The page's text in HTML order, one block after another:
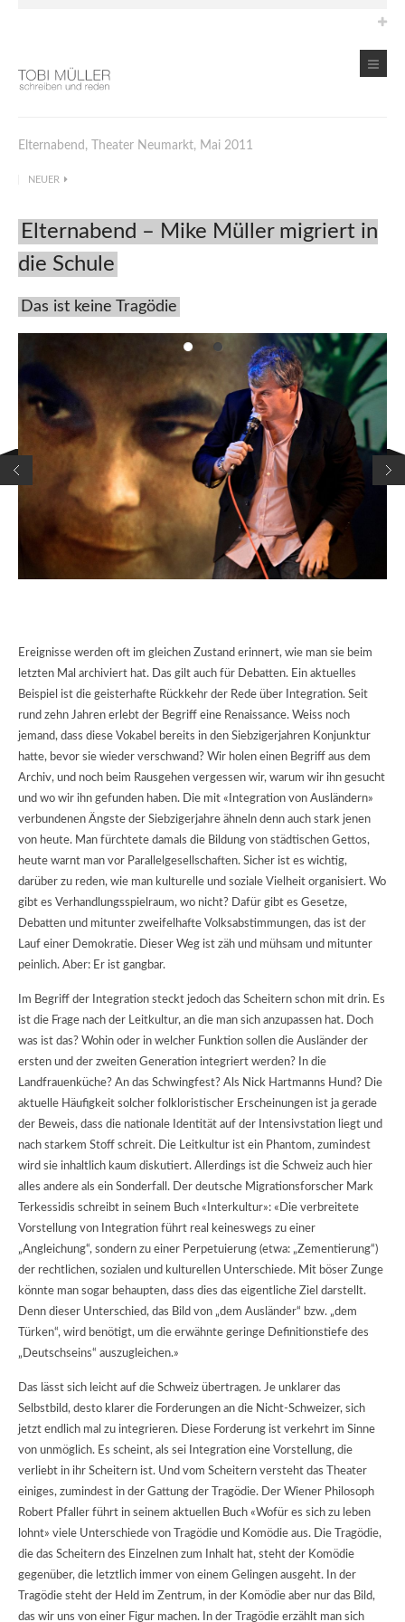
Elternabend, Theater Neumarkt, Mai 2011
NEUER
Elternabend – Mike Müller migriert in
die Schule
Das ist keine Tragödie
Ereignisse werden oft im gleichen Zustand erinnert, wie man sie beim
letzten Mal archiviert hat. Das gilt auch für Debatten. Ein aktuelles
Beispiel ist die geisterhafte Rückkehr der Rede über Integration. Seit
rund zehn Jahren erlebt der Begriff eine Renaissance. Weiss noch
jemand, dass diese Vokabel bereits in den Siebzigerjahren Konjunktur
hatte, bevor sie wieder verschwand? Wir holen einen Begriff aus dem
Archiv, und noch beim Rausgehen vergessen wir, warum wir ihn gesucht
und wo wir ihn gefunden haben. Die mit «Integration von Ausländern»
verbundenen Ängste der Siebzigerjahre ähneln denn auch stark jenen
von heute. Man fürchtete damals die Bildung von städtischen Gettos,
heute warnt man vor Parallelgesellschaften. Sicher ist es wichtig,
darüber zu reden, wie man kulturelle und soziale Vielheit organisiert. Wo
gibt es Verhandlungsspielraum, wo nicht? Dafür gibt es Gesetze,
Debatten und mitunter zweifelhafte Volksabstimmungen, das ist der
Lauf einer Demokratie. Dieser Weg ist zäh und mühsam und mitunter
peinlich. Aber: Er ist gangbar.
Im Begriff der Integration steckt jedoch das Scheitern schon mit drin. Es
ist die Frage nach der Leitkultur, an die man sich anzupassen hat. Doch
was ist das? Wohin oder in welcher Funktion sollen die Ausländer der
ersten und der zweiten Generation integriert werden? In die
Landfrauenküche? An das Schwingfest? Als Nick Hartmanns Hund? Die
aktuelle Häufigkeit solcher folkloristischer Erscheinungen ist ja gerade
der Beweis, dass die nationale Identität auf der Intensivstation liegt und
nach starkem Stoff schreit. Die Leitkultur ist ein Phantom, zumindest
wird sie inhaltlich kaum diskutiert. Allerdings ist die Schweiz auch hier
alles andere als ein Sonderfall. Der deutsche Migrationsforscher Mark
Terkessidis schreibt in seinem Buch «Interkultur»: «Die verbreitete
Vorstellung von Integration führt real keineswegs zu einer
„Angleichung“, sondern zu einer Perpetuierung (etwa: „Zementierung“)
der rechtlichen, sozialen und kulturellen Unterschiede. Mit böser Zunge
könnte man sogar behaupten, dass dies das eigentliche Ziel darstellt.
Denn dieser Unterschied, das Bild von „dem Ausländer“ bzw. „dem
Türken“, wird benötigt, um die erwähnte geringe Definitionstiefe des
„Deutschseins“ auszugleichen.»
Das lässt sich leicht auf die Schweiz übertragen. Je unklarer das
Selbstbild, desto klarer die Forderungen an die Nicht-Schweizer, sich
jetzt endlich mal zu integrieren. Diese Forderung ist verkehrt im Sinne
von unmöglich. Es scheint, als sei Integration eine Vorstellung, die
verliebt in ihr Scheitern ist. Und vom Scheitern versteht das Theater
einiges, zumindest in der Gattung der Tragödie. Der Wiener Philosoph
Robert Pfaller führt in seinem aktuellen Buch «Wofür es sich zu leben
lohnt» viele Unterschiede von Tragödie und Komödie aus. Die Tragödie,
die das Scheitern des Einzelnen zum Inhalt hat, steht der Komödie
gegenüber, die letztlich immer von einem Gelingen ausgeht. In der
Tragödie steht der Held im Zentrum, in der Komödie aber nur das Bild,
das wir uns von einer Figur machen. In der Tragödie erzählt man sich